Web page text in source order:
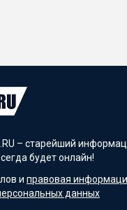
– старейший
будет онлайн!
и правовая
данных